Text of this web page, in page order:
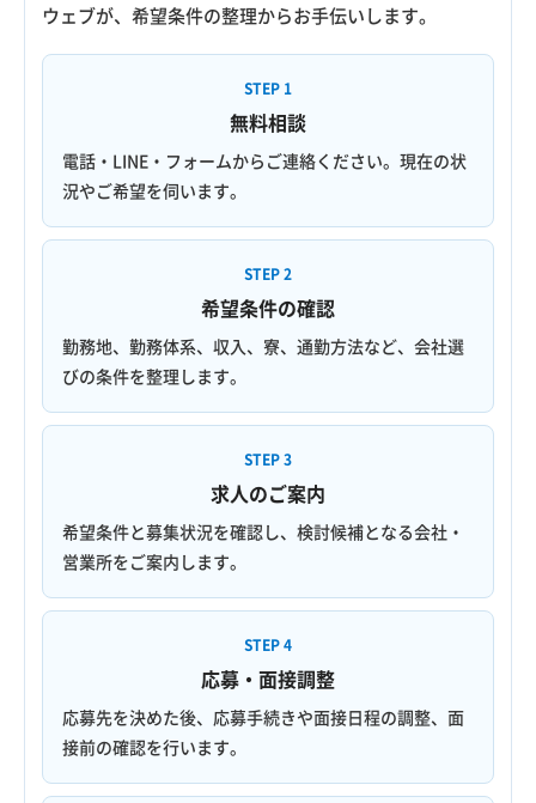
ウェブが、希望条件の整理からお手伝いします。
STEP 1
無料相談
電話・LINE・フォームからご連絡ください。現在の状
況やご希望を伺います。
STEP 2
希望条件の確認
勤務地、勤務体系、収入、寮、通勤方法など、会社選
びの条件を整理します。
STEP 3
求人のご案内
希望条件と募集状況を確認し、検討候補となる会社・
営業所をご案内します。
STEP 4
応募・面接調整
応募先を決めた後、応募手続きや面接日程の調整、面
接前の確認を行います。